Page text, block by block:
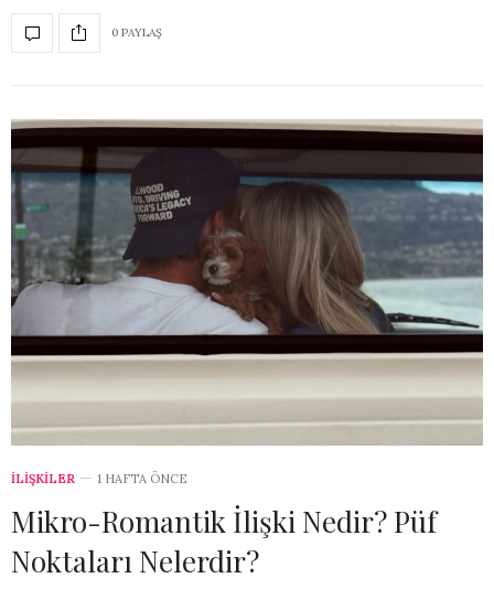
0 PAYLAŞ
İLİŞKİLER 1 HAFTA ÖNCE
Mikro-Romantik İlişki Nedir? Püf
Noktaları Nelerdir?